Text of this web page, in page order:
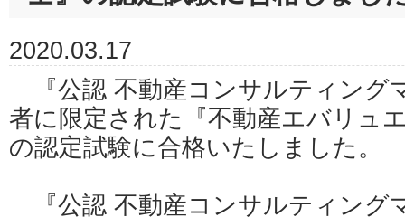
2020.03.17
『公認 不動産コンサルティング
者に限定された『不動産エバリュ
の認定試験に合格いたしました。
『公認 不動産コンサルティング